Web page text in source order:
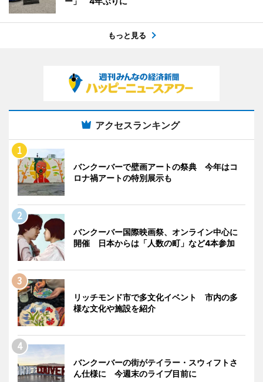
もっと見る
アクセスランキング
バンクーバーで壁画アートの祭典 今年はコ
ロナ禍アートの特別展示も
バンクーバー国際映画祭、オンライン中心に
開催 日本からは「人数の町」など4本参加
リッチモンド市で多文化イベント 市内の多
様な文化や施設を紹介
バンクーバーの街がテイラー・スウィフトさ
ん仕様に 今週末のライブ目前に